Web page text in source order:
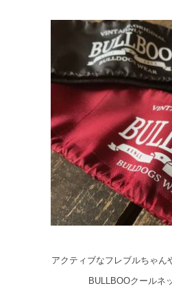
アクティブなフレブルちゃん
BULLBOOクールネ